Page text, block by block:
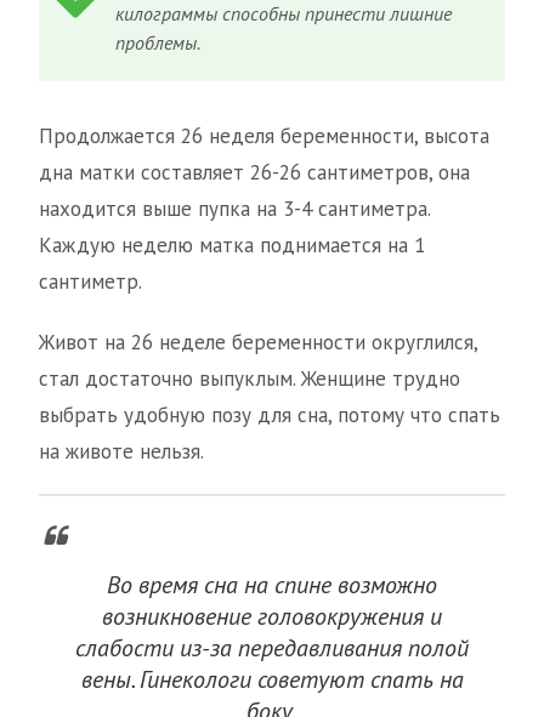
килограммы способны принести лишние
проблемы.
Продолжается 26 неделя беременности, высота
дна матки составляет 26-26 сантиметров, она
находится выше пупка на 3-4 сантиметра.
Каждую неделю матка поднимается на 1
сантиметр.
Живот на 26 неделе беременности округлился,
стал достаточно выпуклым. Женщине трудно
выбрать удобную позу для сна, потому что спать
на животе нельзя.
Во время сна на спине возможно
возникновение головокружения и
слабости из-за передавливания полой
вены. Гинекологи советуют спать на